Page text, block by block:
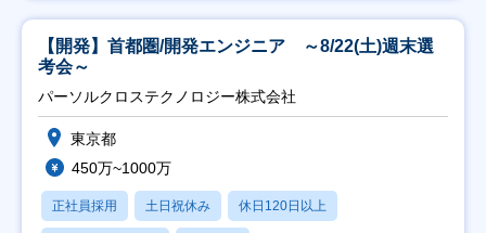
【開発】首都圏/開発エンジニア ～8/22(土)週末選
考会～
パーソルクロステクノロジー株式会社
東京都
450万~1000万
正社員採用 土日祝休み 休日120日以上